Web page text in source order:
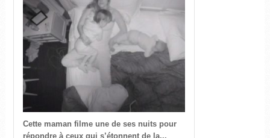
Cette maman filme une de ses nuits pour
répondre à ceux qui s’étonnent de la...